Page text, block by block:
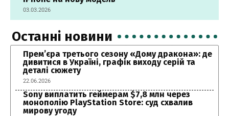
03.03.2026
Останні новини
Прем’єра третього сезону «Дому дракона»: де
дивитися в Україні, графік виходу серій та
деталі сюжету
22.06.2026
Sony виплатить геймерам $7,8 млн через
монополію PlayStation Store: суд схвалив
мирову угоду